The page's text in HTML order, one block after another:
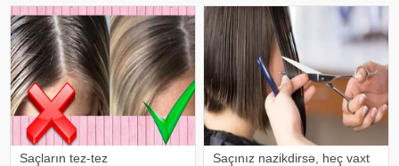
bəzən bunlar o qədər fərqlidir ki,
bi
pis vərdişin olmasıdır: . 1. Gecə
yatmadan əvvəl dərini
Saçların tez-tez
Saçınız nazikdirsə, heç vaxt